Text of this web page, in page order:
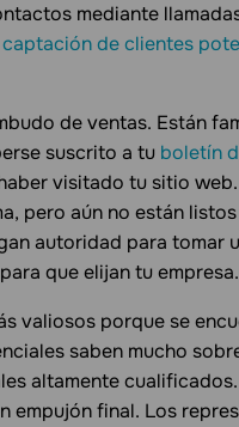
mediante
captación de clientes
de ventas. Están
suscrito a tu boletín
visitado tu sitio
pero aún no están
autoridad para tomar
que elijan tu empresa.
valiosos porque se
saben mucho
altamente
empujón final. Los